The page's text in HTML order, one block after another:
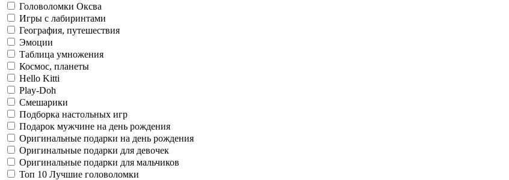
Головоломки Оксва
Игры с лабиринтами
География, путешествия
Эмоции
Таблица умножения
Космос, планеты
Hello Kitti
Play-Doh
Смешарики
Подборка настольных игр
Подарок мужчине на день рождения
Оригинальные подарки на день рождения
Оригинальные подарки для девочек
Оригинальные подарки для мальчиков
Топ 10 Лучшие головоломки